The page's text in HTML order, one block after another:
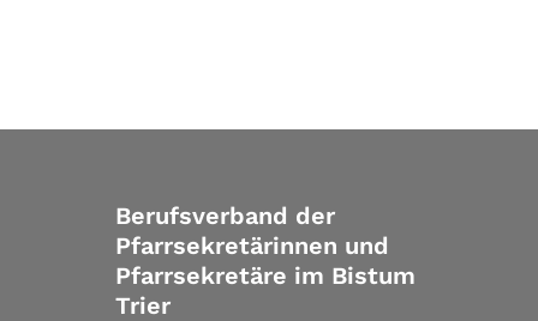
Berufsverband der
Pfarrsekretärinnen und
Pfarrsekretäre im Bistum
Trier